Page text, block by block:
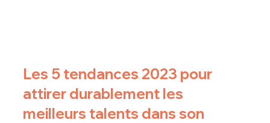
Les 5 tendances 2023 pour
attirer durablement les
meilleurs talents dans son